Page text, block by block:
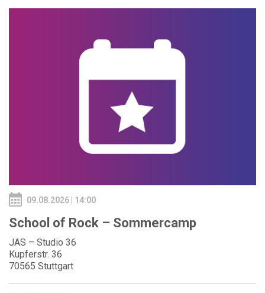
09.08.2026 | 14:00
School of Rock – Sommercamp
JAS – Studio 36
Kupferstr. 36
70565 Stuttgart